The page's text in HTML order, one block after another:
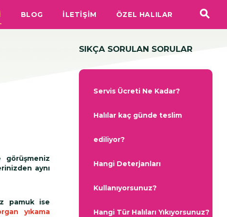
BLOG İLETİŞİM ÖZEL HALILAR
görüşmeniz
aynı
pamuk ise
yıkama
SIKÇA SORULAN SORULAR
Servis Ücreti Ne Kadar?
Halılar kaç günde teslim
ediliyor?
Hangi Deterjanları
Kullanıyorsunuz?
Hangi Tür Halıları Yıkıyorsunuz?